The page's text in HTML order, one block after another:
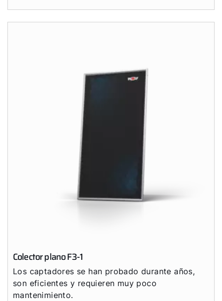
Colector plano F3-1
Los captadores se han probado durante años,
son eficientes y requieren muy poco
mantenimiento.